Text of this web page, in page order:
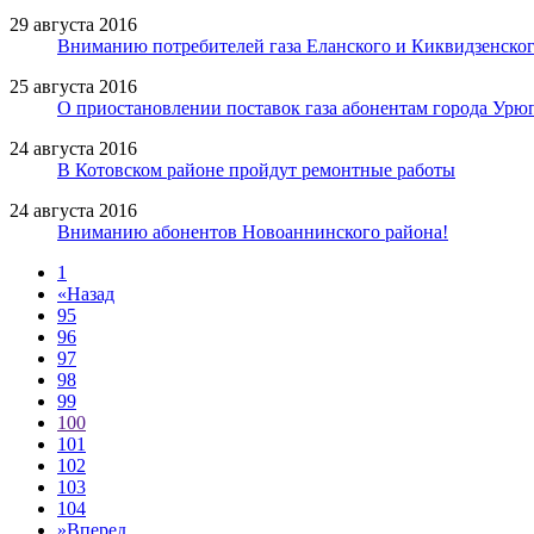
29 августа 2016
Вниманию потребителей газа Еланского и
25 августа 2016
О приостановлении поставок газа абонентам города
24 августа 2016
В Котовском районе пройдут ремонтные работы
24 августа 2016
Вниманию абонентов Новоаннинского района!
1
«Назад
95
96
97
98
99
100
101
102
103
104
»Вперед